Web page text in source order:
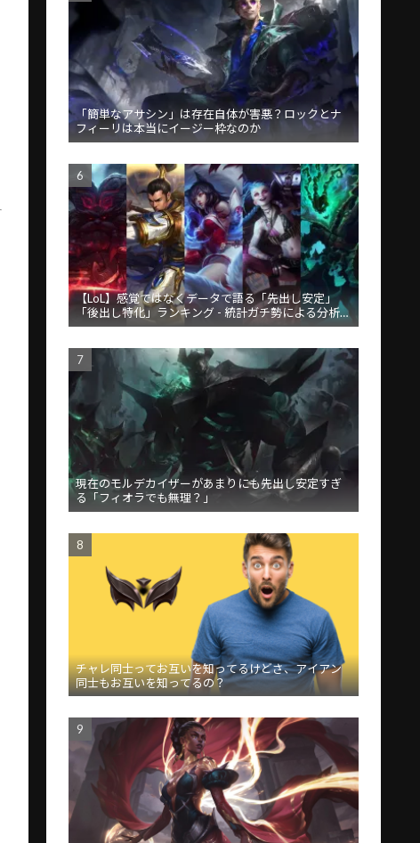
「簡単なアサシン」は存在自体が害悪？ロックとナ
フィーリは本当にイージー枠なのか
【LoL】感覚ではなくデータで語る「先出し安定」
「後出し特化」ランキング - 統計ガチ勢による分析が
話題
現在のモルデカイザーがあまりにも先出し安定すぎ
る「フィオラでも無理？」
チャレ同士ってお互いを知ってるけどさ、アイアン
同士もお互いを知ってるの？